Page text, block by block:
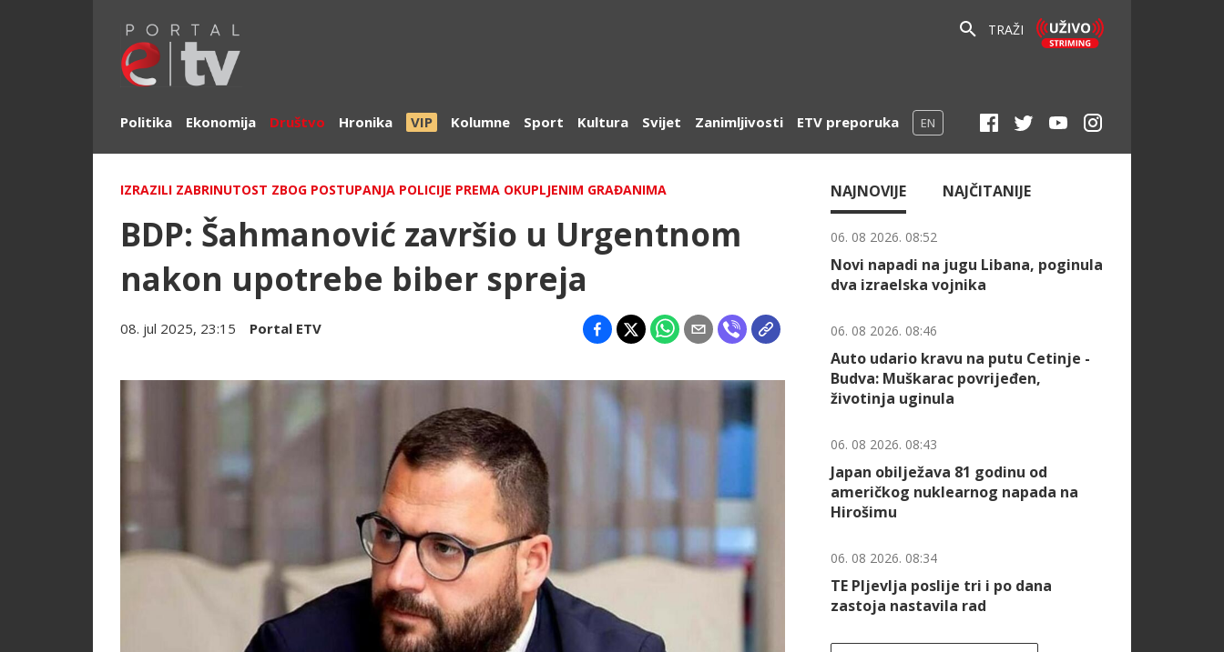
TRAŽI
Politika Ekonomija Društvo Hronika VIP Kolumne Sport Kultura Svijet Zanimljivosti ETV preporuka EN
IZRAZILI ZABRINUTOST ZBOG POSTUPANJA POLICIJE PREMA OKUPLJENIM GRAĐANIMA
BDP: Šahmanović završio u Urgentnom
nakon upotrebe biber spreja
08. jul 2025, 23:15 Portal ETV
NAJNOVIJE NAJČITANIJE
06. 08 2026. 08:52
Novi napadi na jugu Libana, poginula
dva izraelska vojnika
06. 08 2026. 08:46
Auto udario kravu na putu Cetinje -
Budva: Muškarac povrijeđen,
životinja uginula
06. 08 2026. 08:43
Japan obilježava 81 godinu od
američkog nuklearnog napada na
Hirošimu
06. 08 2026. 08:34
TE Pljevlja poslije tri i po dana
zastoja nastavila rad